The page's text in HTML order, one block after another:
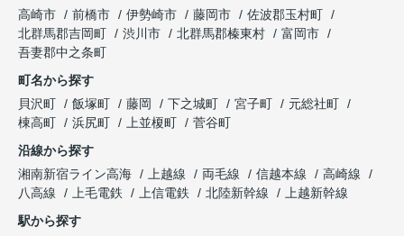
高崎市
前橋市 伊勢崎市 藤岡市
佐波郡玉村町
北群馬郡吉岡町
渋川市 北群馬郡榛東村
富岡市
吾妻郡中之条町
町名から探す
貝沢町
飯塚町 藤岡 下之城町 宮子町
元総社町
棟高町
浜尻町 上並榎町
菅谷町
沿線から探す
湘南新宿ライン高海
上越線 両毛線 信越本線
高崎線
八高線
上毛電鉄 上信電鉄 北陸新幹線
上越新幹線
駅から探す